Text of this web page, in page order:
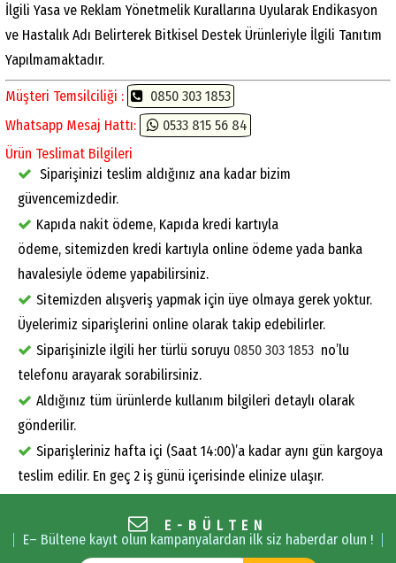
İlgili Yasa ve Reklam Yönetmelik Kurallarına Uyularak Endikasyon
ve Hastalık Adı Belirterek Bitkisel Destek Ürünleriyle İlgili Tanıtım
Yapılmamaktadır.
Müşteri Temsilciliği :
0850 303 1853
Whatsapp Mesaj Hattı:
0533 815 56 84
Ürün Teslimat Bilgileri
Siparişinizi teslim aldığınız ana kadar bizim
güvencemizdedir.
Kapıda nakit ödeme, Kapıda kredi kartıyla
ödeme, sitemizden kredi kartıyla online ödeme yada banka
havalesiyle ödeme yapabilirsiniz.
Sitemizden alışveriş yapmak için üye olmaya gerek yoktur.
Üyelerimiz siparişlerini online olarak takip edebilirler.
Siparişinizle ilgili her türlü soruyu 0850 303 1853 no’lu
telefonu arayarak sorabilirsiniz.
Aldığınız tüm ürünlerde kullanım bilgileri detaylı olarak
gönderilir.
Siparişleriniz hafta içi (Saat 14:00)’a kadar aynı gün kargoya
teslim edilir. En geç 2 iş günü içerisinde elinize ulaşır.
E-BÜLTEN
E– Bültene kayıt olun kampanyalardan ilk siz haberdar olun !